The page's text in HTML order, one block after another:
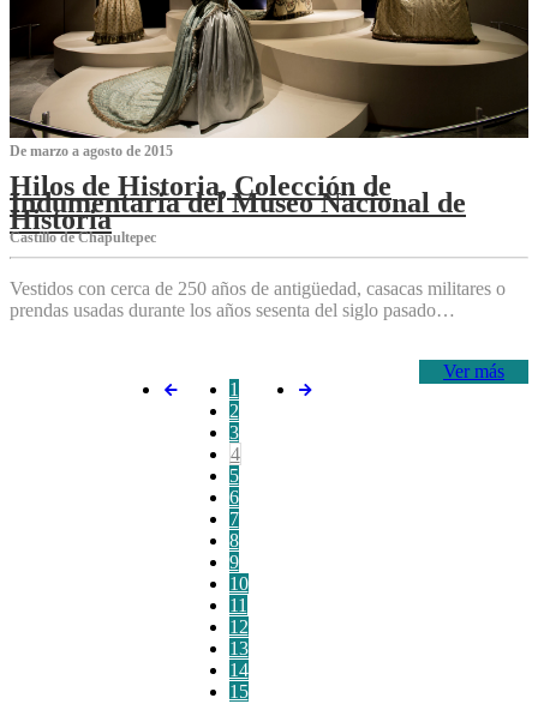
De marzo a agosto de 2015
Hilos de Historia, Colección de
Indumentaria del Museo Nacional de
Historia
Castillo de Chapultepec
Vestidos con cerca de 250 años de antigüedad, casacas militares o
prendas usadas durante los años sesenta del siglo pasado…
Ver más
1
2
3
4
5
6
7
8
9
10
11
12
13
14
15